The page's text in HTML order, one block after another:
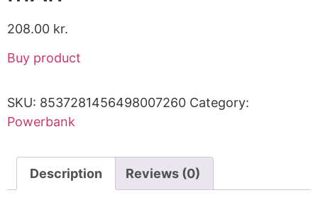
208.00 kr.
Buy product
SKU: 8537281456498007260 Category:
Powerbank
Description Reviews (0)